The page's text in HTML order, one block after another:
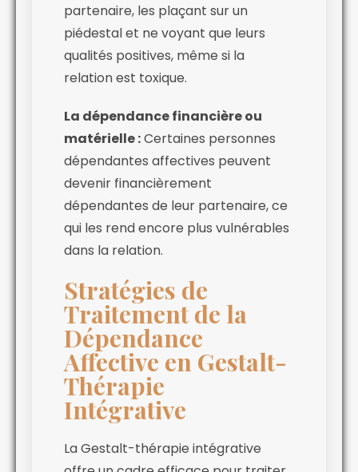
partenaire, les plaçant sur un
piédestal et ne voyant que leurs
qualités positives, même si la
relation est toxique.
La dépendance financière ou
matérielle :Certaines personnes
dépendantes affectives peuvent
devenir financièrement
dépendantes de leur partenaire, ce
qui les rend encore plus vulnérables
dans la relation.
Stratégies de
Traitement de la
Dépendance
Affective en Gestalt-
Thérapie
Intégrative
La Gestalt-thérapie intégrative